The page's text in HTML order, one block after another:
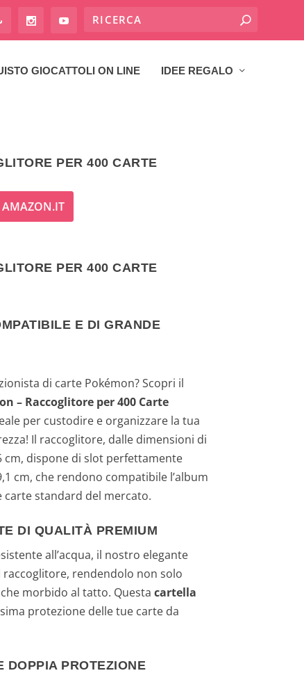
GIOCATTOLI ON LINE IDEE REGALO
PER 400 CARTE
AMAZON.IT
PER 400 CARTE
E DI GRANDE
di carte Pokémon? Scopri il
– Raccoglitore per 400 Carte
per custodire e organizzare la tua
Il raccoglitore, dalle dimensioni di
cm, dispone di slot perfettamente
cm, che rendono compatibile l’album
carte standard del mercato.
DI QUALITÀ PREMIUM
all’acqua, il nostro elegante
raccoglitore, rendendolo non solo
morbido al tatto. Questa cartella
protezione delle tue carte da
DOPPIA PROTEZIONE